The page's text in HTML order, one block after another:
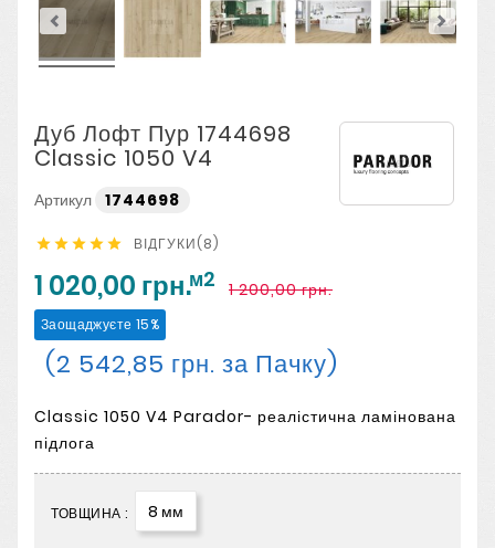
Дуб Лофт Пур 1744698
Classic 1050 V4
Артикул 1744698
     ВІДГУКИ(8)
1 020,00 грн.м2 1 200,00 грн.
Заощаджуєте 15%
(2 542,85 грн. за Пачку)
Classic 1050 V4 Parador- реалістична ламінована
підлога
ТОВЩИНА : 8 мм